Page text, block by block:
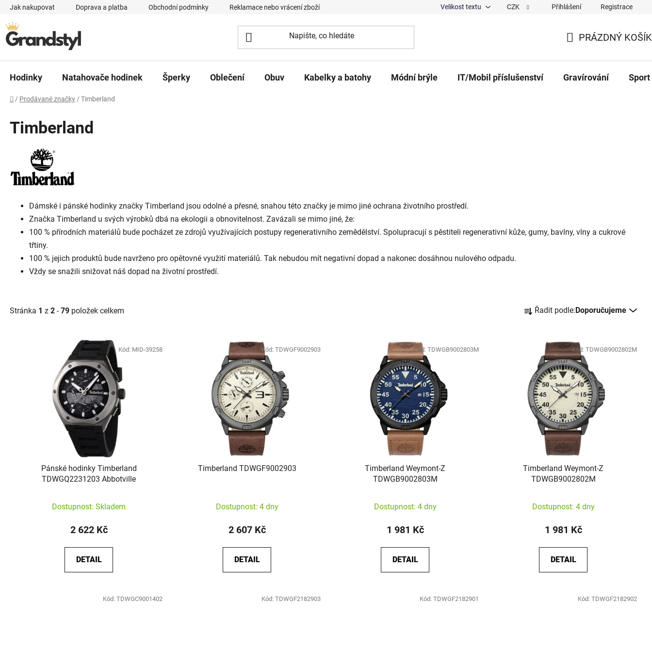
Přejít na obsah
Jak nakupovat Doprava a platba Obchodní podmínky Reklamace nebo vrácení zboží Podmínky ochrany osobních údajů O nás Magazín Hodnocení obchodu
Velikost textu CZK Přihlášení Registrace
PRÁZDNÝ KOŠÍK
Hodinky Natahovače hodinek Šperky Oblečení Obuv Kabelky a batohy Módní brýle IT/Mobil příslušenství Gravírování Sport
Domů
/ Prodávané značky / Timberland
Timberland
Dámské i pánské hodinky značky Timberland jsou odolné a přesné, snahou této značky je mimo jiné ochrana životního prostředí.
Značka Timberland u svých výrobků dbá na ekologii a obnovitelnost. Zavázali se mimo jiné, že:
100 % přírodních materiálů bude pocházet ze zdrojů využívajících postupy regenerativního zemědělství. Spolupracují s pěstiteli regenerativní kůže, gumy, bavlny, vlny a cukrové
třtiny.
100 % jejich produktů bude navrženo pro opětovné využití materiálů. Tak nebudou mít negativní dopad a nakonec dosáhnou nulového odpadu.
Vždy se snažili snižovat náš dopad na životní prostředí.
Stránka 1 z 2 -79 položek celkem
Řazení produktů
Řadit podle: Doporučujeme
Výpis produktů
Pánské hodinky Timberland
TDWGQ2231203 Abbotville
Dostupnost: Skladem
2 622 Kč
DETAIL
Kód: MID-39258
Timberland TDWGF9002903
Dostupnost: 4 dny
2 607 Kč
DETAIL
Kód: TDWGF9002903
Timberland Weymont-Z
TDWGB9002803M
Dostupnost: 4 dny
1 981 Kč
DETAIL
Kód: TDWGB9002803M
Timberland Weymont-Z
TDWGB9002802M
Dostupnost: 4 dny
1 981 Kč
DETAIL
Kód: TDWGB9002802M
Kód: TDWGC9001402 Kód: TDWGF2182903 Kód: TDWGF2182901 Kód: TDWGF2182902